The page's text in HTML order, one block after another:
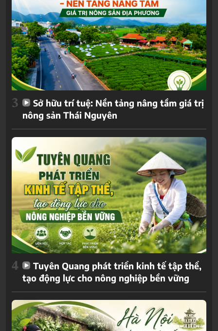
3
Sở hữu trí tuệ: Nền tảng nâng tầm giá trị
nông sản Thái Nguyên
4
Tuyên Quang phát triển kinh tế tập thể,
tạo động lực cho nông nghiệp bền vững